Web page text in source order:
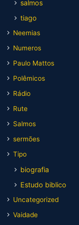
salmos
tiago
Neemias
Numeros
Paulo Mattos
Polêmicos
Rádio
Rute
Salmos
sermões
Tipo
biografia
Estudo biblico
Uncategorized
Vaidade